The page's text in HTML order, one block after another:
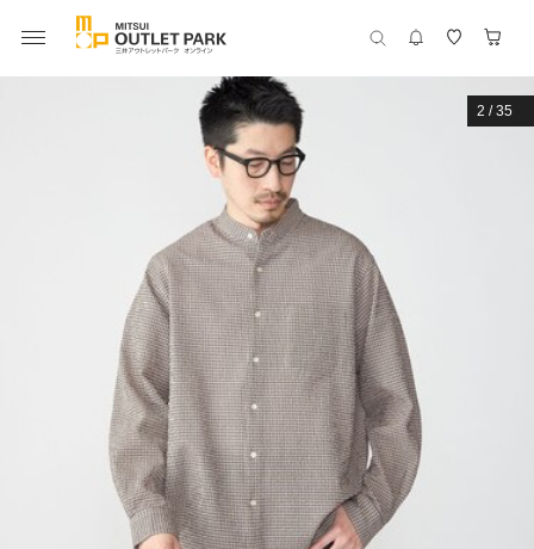
2 /35